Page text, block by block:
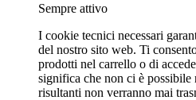
Sempre attivo
I cookie tecnici necessari
del nostro sito web. Ti
prodotti nel carrello o di
significa che non ci è possibile
risultanti non verranno mai